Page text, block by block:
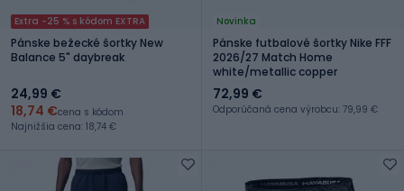
Extra -25 % s kódom EXTRA
Pánske bežecké šortky New
Balance 5" daybreak
24,99 €
18,74 €cena s kódom
Najnižšia cena: 18,74 €
Novinka
Pánske futbalové šortky Nike FFF
2026/27 Match Home
white/metallic copper
72,99 €
Odporúčaná cena výrobcu: 79,99 €